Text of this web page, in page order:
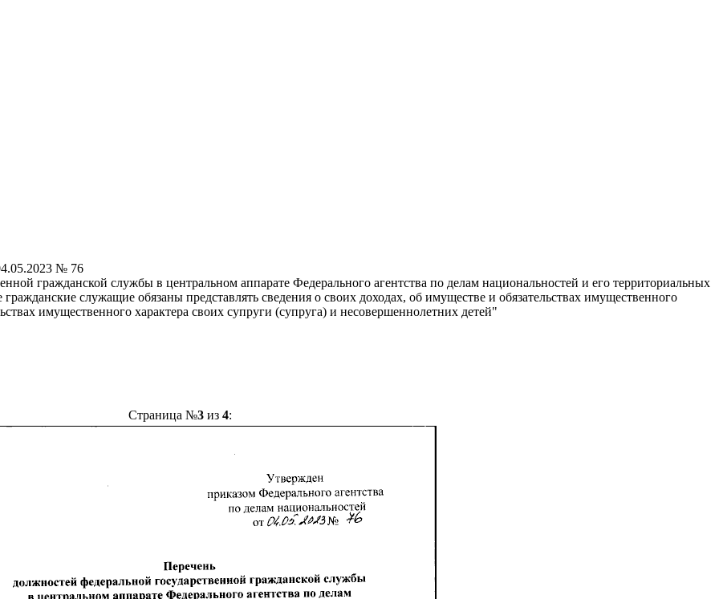
№ 76
гражданской службы в центральном аппарате Федерального агентства по делам национальностей и его территориальных
служащие обязаны представлять сведения о своих доходах, об имуществе и обязательствах имущественного
имущественного характера своих супруги (супруга) и несовершеннолетних детей"
Страница №3из 4: